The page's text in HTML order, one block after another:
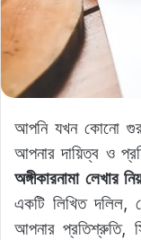
আপনি যখন কোনো
আপনার দায়িত্ব ও
অঙ্গীকারনামা লেখার
একটি লিখিত দলিল,
আপনার প্রতিশ্রুতি,